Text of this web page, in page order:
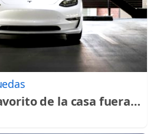
de la casa fuera…